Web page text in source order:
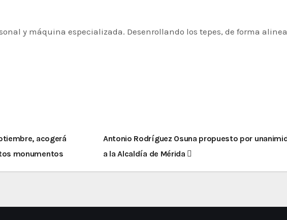
y máquina especializada. Desenrollando los tepes, de forma
acogerá
monumentos
Antonio Rodríguez Osuna propuesto por
a la Alcaldía de Mérida